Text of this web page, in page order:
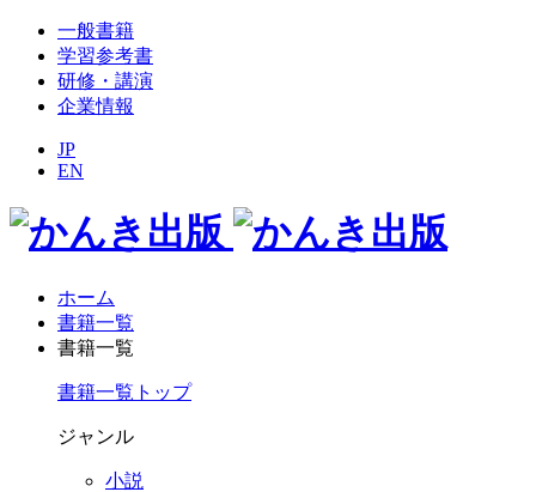
一般書籍
学習参考書
研修・講演
企業情報
JP
EN
ホーム
書籍一覧
書籍一覧
書籍一覧トップ
ジャンル
小説